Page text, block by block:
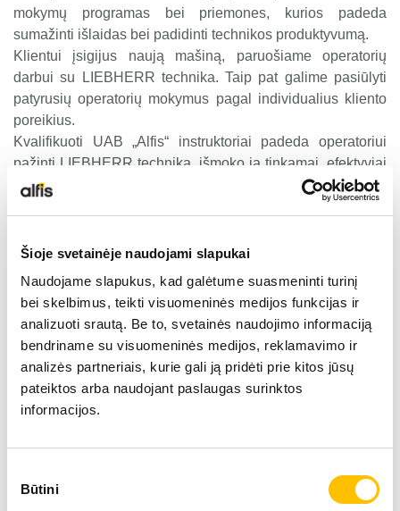
Šioje svetainėje naudojami slapukai
Naudojame slapukus, kad galėtume suasmeninti turinį
bei skelbimus, teikti visuomeninės medijos funkcijas ir
analizuoti srautą. Be to, svetainės naudojimo informaciją
bendriname su visuomeninės medijos, reklamavimo ir
analizės partneriais, kurie gali ją pridėti prie kitos jūsų
pateiktos arba naudojant paslaugas surinktos
informacijos.
pasirinkimas
Būtini
LIEBHERR SISTEMOS
LIEBHERR-SHOP
NAUDOTA LIEBHERR TECHNIKA
APIE MUS
mokymų programas bei priemones, kurios padeda
sumažinti išlaidas bei padidinti technikos produktyvumą.
Klientui įsigijus naują mašiną, paruošiame operatorių
darbui su LIEBHERR technika. Taip pat galime pasiūlyti
patyrusių operatorių mokymus pagal individualius kliento
poreikius.
Kvalifikuoti UAB „Alfis“ instruktoriai padeda operatoriui
pažinti LIEBHERR techniką, išmoko ją tinkamai, efektyviai
ir saugiai eksploatuoti bei maksimaliai išnaudoti visus
Atsižvelgiant į technikos sudėtingumą bei specifinius
klientų poreikius, LIEBHERR siūlo platų mokymo
programų asortimentą. Siekiant padėti klientui pažinti ir
išmokti efektyviai naudoti savo techniką, į pagalbą
pasitelkiame LIEBHERR gamyklų personalą.
Taip pat savo klientams galime pasiūlyti šias programas:
(mobiliųjų kranų